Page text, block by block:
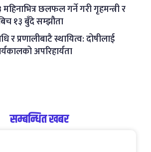
३ महिनाभित्र छलफल गर्ने गरी गृहमन्त्री र
१३ बुँदे सम्झौता
र प्रणालीबाटै स्थायित्व: दोषीलाई
अपरिहार्यता
सम्बन्धित खबर